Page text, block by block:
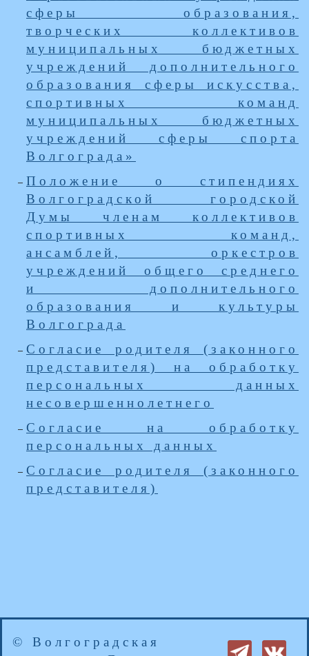
сферы образования,
творческих коллективов
муниципальных бюджетных
учреждений дополнительного
образования сферы искусства,
спортивных команд
муниципальных бюджетных
учреждений сферы спорта
Волгограда»
Положение о стипендиях
Волгоградской городской
Думы членам коллективов
спортивных команд,
ансамблей, оркестров
учреждений общего среднего
и дополнительного
образования и культуры
Волгограда
Согласие родителя (законного
представителя) на обработку
персональных данных
несовершеннолетнего
Согласие на обработку
персональных данных
Согласие родителя (законного
представителя)
© Волгоградская